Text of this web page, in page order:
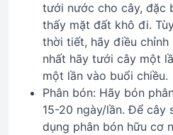
tưới nước cho cây, đặc
thấy mặt đất khô đi.
thời tiết, hãy điều
nhất hãy tưới cây một
một lần vào buổi chiều.
Phân bón: Hãy bón
15-20 ngày/lần. Để cây
dụng phân bón hữu cơ